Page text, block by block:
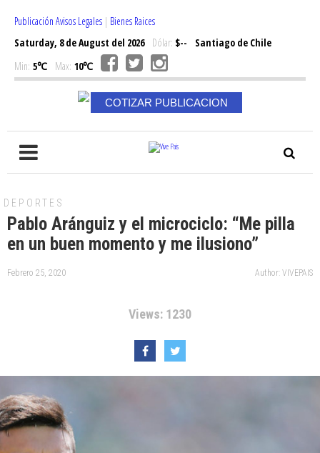
Publicación Avisos Legales | Bienes Raices
Saturday, 8 de August del 2026Dólar: $--
Santiago de Chile
Min: 5℃ Max: 10℃
COTIZAR PUBLICACION
DEPORTES
Pablo Aránguiz y el microciclo: “Me pilla
en un buen momento y me ilusiono”
Febrero 25, 2020 Author: VIVEPAIS
Views: 1230